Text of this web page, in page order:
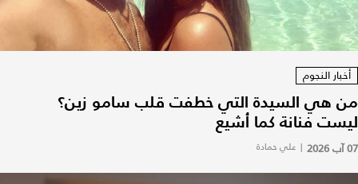
أخبار النجوم
من هي السيدة التي خطفت قلب سامو زين؟
ليست فنانة كما أشيع
07 آب 2026 | علي حمادة